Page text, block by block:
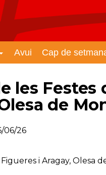
Avui Cap de
les Festes
de
06/26
i Aragay, Olesa